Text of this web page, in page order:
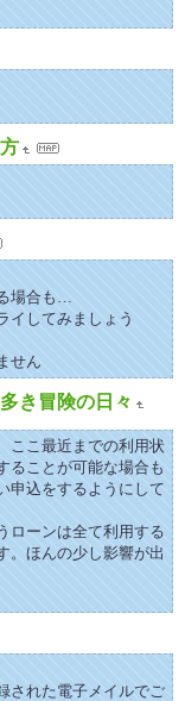
場合も…
イしてみましょう
せん
き冒険の日々
ここ最近までの利用状
ることが可能な場合も
申込をするようにして
ローンは全て利用する
。ほんの少し影響が出
された電子メイルでご